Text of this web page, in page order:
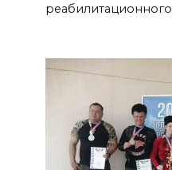
реабилитационного